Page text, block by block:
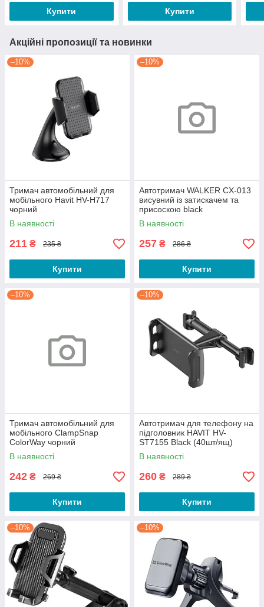
Купити Купити
Акційні пропозиції та новинки
–10%
Тримач автомобільний для
мобільного Havit HV-H717
чорний
В наявності
211 ₴ 235 ₴
Купити
–10%
Автотримач WALKER CX-013
висувний із затискачем та
присоскою black
В наявності
257 ₴ 286 ₴
Купити
–10%
Тримач автомобільний для
мобільного ClampSnap
ColorWay чорний
В наявності
242 ₴ 269 ₴
Купити
–10%
Автотримач для телефону на
підголовник HAVIT HV-
ST7155 Black (40шт/ящ)
В наявності
260 ₴ 289 ₴
Купити
–10% –10%